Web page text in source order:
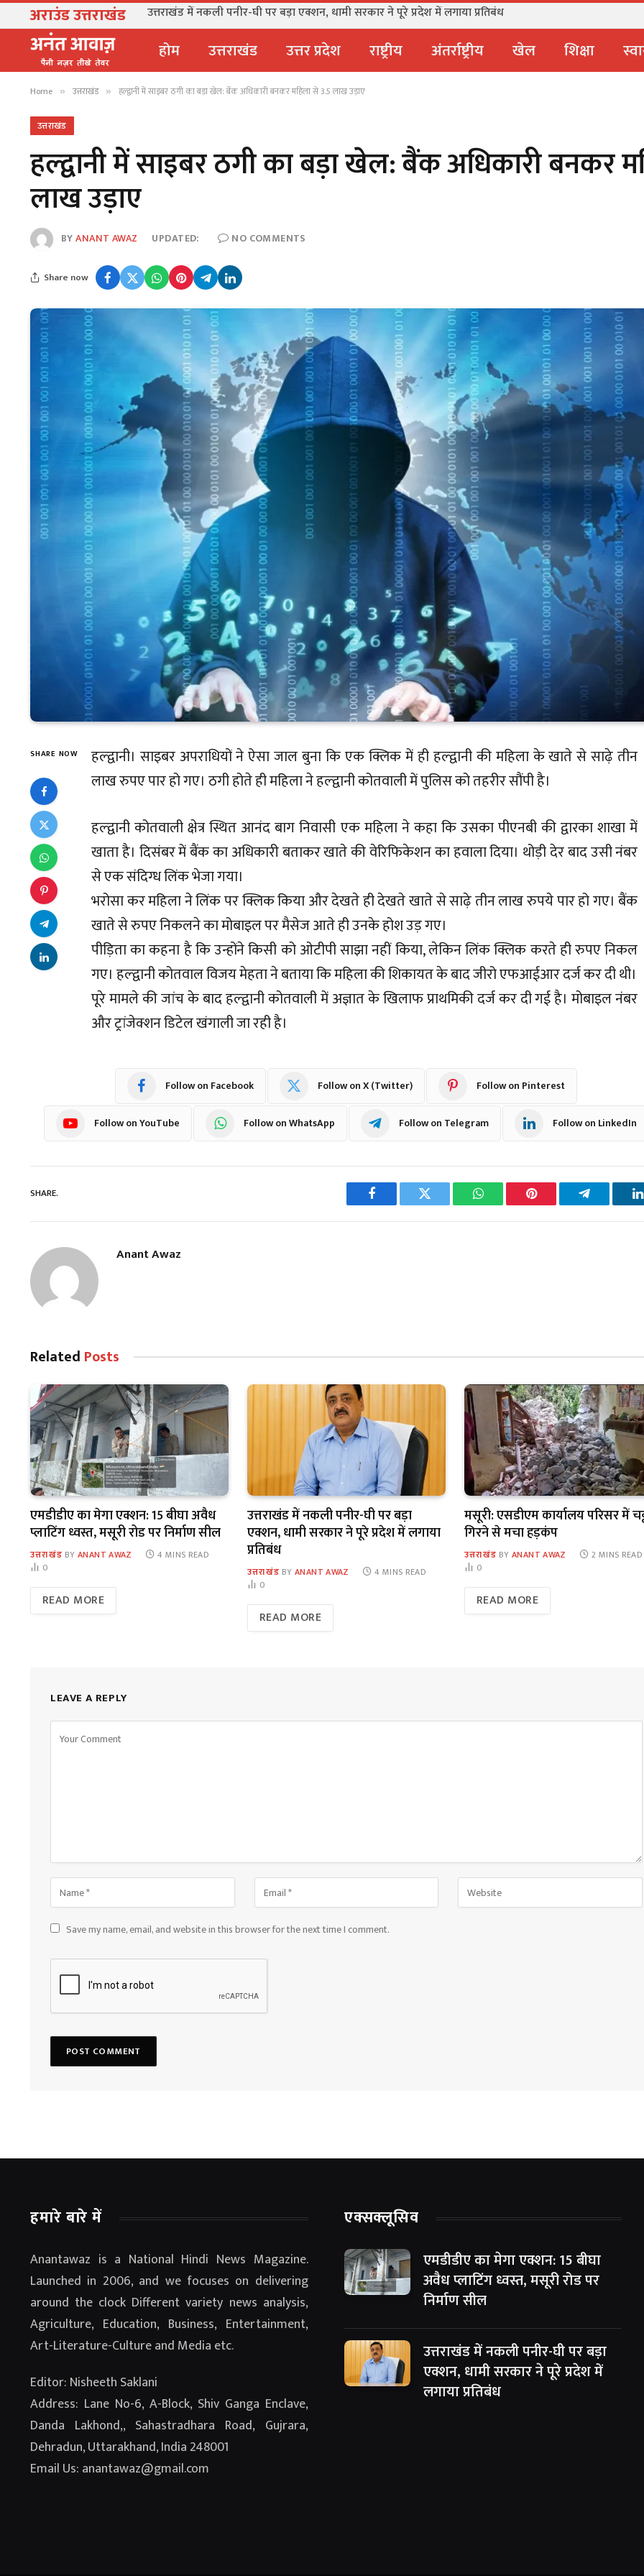
अराउंड उत्तराखंड उत्तराखंड में नकली पनीर-घी पर बड़ा एक्शन, धामी सरकार ने पूरे प्रदेश में लगाया प्रतिबंध
होम उत्तराखंड उत्तर प्रदेश राष्ट्रीय अंतर्राष्ट्रीय खेल शिक्षा
Home » उत्तराखंड » हल्द्वानी में साइबर ठगी का बड़ा खेल: बैंक अधिकारी बनकर महिला से 3.5 लाख उड़ाए
उत्तराखंड
हल्द्वानी में साइबर ठगी का बड़ा खेल: बैंक अधिकारी बनकर
लाख उड़ाए
BYANANT AWAZ UPDATED: NO COMMENTS
Share now
SHARE NOW
हल्द्वानी। साइबर अपराधियों ने ऐसा जाल बुना कि एक क्लिक में ही हल्द्वानी की महिला के खाते से साढ़े तीन
लाख रुपए पार हो गए। ठगी होते ही महिला ने हल्द्वानी कोतवाली में पुलिस को तहरीर सौंपी है।
हल्द्वानी कोतवाली क्षेत्र स्थित आनंद बाग निवासी एक महिला ने कहा कि उसका पीएनबी की द्वारका शाखा में
खाता है। दिसंबर में बैंक का अधिकारी बताकर खाते की वेरिफिकेशन का हवाला दिया। थोड़ी देर बाद उसी नंबर
से एक संदिग्ध लिंक भेजा गया।
भरोसा कर महिला ने लिंक पर क्लिक किया और देखते ही देखते खाते से साढ़े तीन लाख रुपये पार हो गए। बैंक
खाते से रुपए निकलने का मोबाइल पर मैसेज आते ही उनके होश उड़ गए।
पीड़िता का कहना है कि उन्होंने किसी को ओटीपी साझा नहीं किया, लेकिन लिंक क्लिक करते ही रुपए निकल
गए। हल्द्वानी कोतवाल विजय मेहता ने बताया कि महिला की शिकायत के बाद जीरो एफआईआर दर्ज कर दी थी।
पूरे मामले की जांच के बाद हल्द्वानी कोतवाली में अज्ञात के खिलाफ प्राथमिकी दर्ज कर दी गई है। मोबाइल नंबर
और ट्रांजेक्शन डिटेल खंगाली जा रही है।
Follow on Facebook Follow on X (Twitter) Follow on Pinterest
Follow on YouTube Follow on WhatsApp Follow on Telegram Follow on LinkedIn
SHARE.
Facebook Twitter WhatsAppPinterest Telegram
Anant Awaz
Related Posts
एमडीडीए का मेगा एक्शन: 15 बीघा अवैध
प्लाटिंग ध्वस्त, मसूरी रोड पर निर्माण सील
उत्तराखंड BY ANANT AWAZ
4 MINS READ
0
READ MORE
उत्तराखंड में नकली पनीर-घी पर बड़ा
एक्शन, धामी सरकार ने पूरे प्रदेश में लगाया
प्रतिबंध
उत्तराखंड BY ANANT AWAZ
4 MINS READ
0
READ MORE
मसूरी: एसडीएम कार्यालय परिसर में
गिरने से मचा हड़कंप
उत्तराखंड BY ANANT AWAZ
2 MINS READ
0
READ MORE
LEAVE A REPLY
Save my name, email, and website in this browser for the next time I comment.
हमारे बारे में
Anantawaz is a National Hindi News Magazine.
Launched in 2006, and we focuses on delivering
around the clock Different variety news analysis,
Agriculture, Education, Business, Entertainment,
Art-Literature-Culture and Media etc.
Editor: Nisheeth Saklani
Address: Lane No-6, A-Block, Shiv Ganga Enclave,
Danda Lakhond,, Sahastradhara Road, Gujrara,
Dehradun, Uttarakhand, India 248001
Email Us: anantawaz@gmail.com
एक्सक्लूसिव
एमडीडीए का मेगा एक्शन: 15 बीघा
अवैध प्लाटिंग ध्वस्त, मसूरी रोड पर
निर्माण सील
उत्तराखंड में नकली पनीर-घी पर बड़ा
एक्शन, धामी सरकार ने पूरे प्रदेश में
लगाया प्रतिबंध